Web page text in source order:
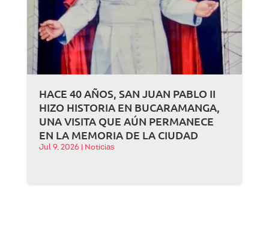
HACE 40 AÑOS, SAN JUAN PABLO II
HIZO HISTORIA EN BUCARAMANGA,
UNA VISITA QUE AÚN PERMANECE
EN LA MEMORIA DE LA CIUDAD
Jul 9, 2026 Noticias